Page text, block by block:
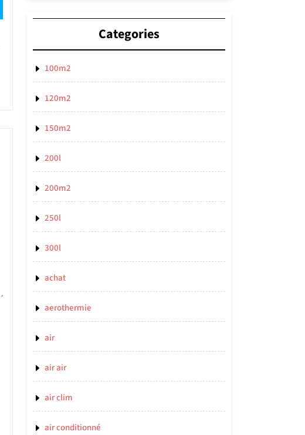
Categories
100m2
120m2
150m2
200l
200m2
250l
300l
achat
aerothermie
air
air air
air clim
air conditionné